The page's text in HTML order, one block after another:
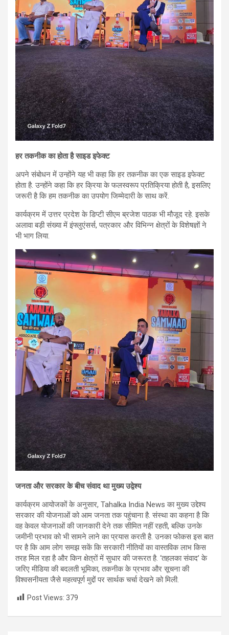
हर तकनीक का होता है साइड इफेक्ट
अपने संबोधन में उन्होंने यह भी कहा कि हर तकनीक का एक साइड इफेक्ट
होता है. उन्होंने कहा कि हर क्रिया के फलस्वरूप प्रतिक्रिया होती है, इसलिए
जरूरी है कि हम तकनीक का उपयोग जिम्मेदारी के साथ करें.
कार्यक्रम में उत्तर प्रदेश के डिप्टी सीएम ब्रजेश पाठक भी मौजूद रहे. इसके
अलावा बड़ी संख्या में इंफ्लुएंसर्स, पत्रकार और विभिन्न क्षेत्रों के विशेषज्ञों ने
भी भाग लिया.
जनता और सरकार के बीच संवाद था मुख्य उद्वेश्य
कार्यक्रम आयोजकों के अनुसार, Tahalka India News का मुख्य उद्देश्य
सरकार की योजनाओं को आम जनता तक पहुंचाना है. संस्था का कहना है कि
वह केवल योजनाओं की जानकारी देने तक सीमित नहीं रहती, बल्कि उनके
जमीनी प्रभाव को भी सामने लाने का प्रयास करती है. उनका फोकस इस बात
पर है कि आम लोग समझ सकें कि सरकारी नीतियों का वास्तविक लाभ किस
तरह मिल रहा है और किन क्षेत्रों में सुधार की जरूरत है. ‘तहलका संवाद’ के
जरिए मीडिया की बदलती भूमिका, तकनीक के प्रभाव और सूचना की
विश्वसनीयता जैसे महत्वपूर्ण मुद्दों पर सार्थक चर्चा देखने को मिली.
Post Views: 379